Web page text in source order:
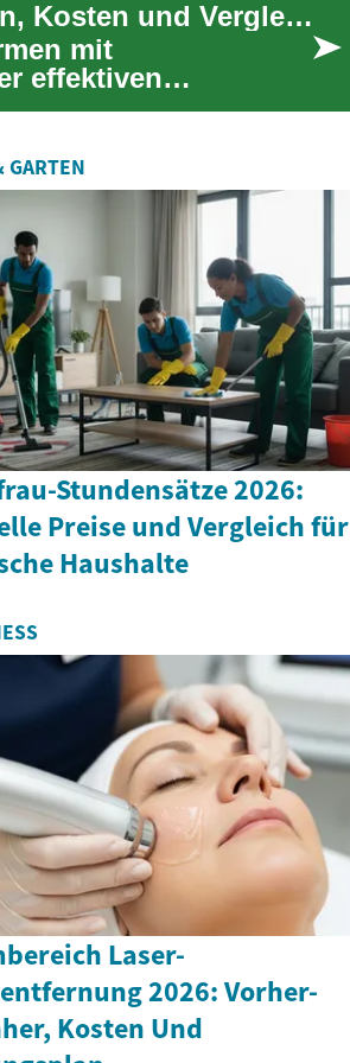
Niedrigzinsdarlehen: Möglichkeiten, Kosten und Vergleich
mit
effektiven
GARTEN
Stundensätze 2026:
Preise und Vergleich für
Haushalte
Laser-
2026: Vorher-
Kosten Und